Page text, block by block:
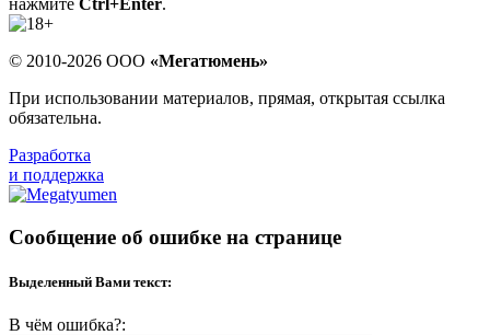
© 2010-2026 ООО «Мегатюмень»
При использовании материалов, прямая, открытая ссылка
обязательна.
Разработка
и поддержка
Сообщение об ошибке на странице
Выделенный Вами текст:
В чём ошибка?: